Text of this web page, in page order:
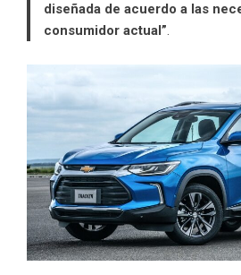
diseñada de acuerdo a las
consumidor actual”.